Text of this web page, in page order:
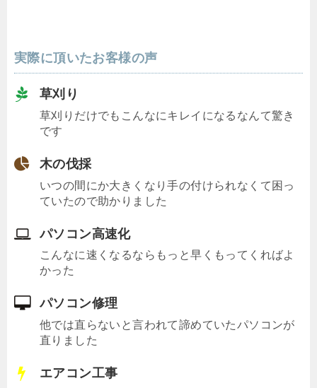
実際に頂いたお客様の声
草刈り
草刈りだけでもこんなにキレイになるなんて驚き
です
木の伐採
いつの間にか大きくなり手の付けられなくて困っ
ていたので助かりました
パソコン高速化
こんなに速くなるならもっと早くもってくればよ
かった
パソコン修理
他では直らないと言われて諦めていたパソコンが
直りました
エアコン工事